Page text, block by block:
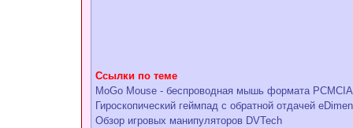
Ссылки по теме
MoGo Mouse - беспроводная мышь формата PCMCIA
Гироскопический геймпад с обратной отдачей
Обзор игровых манипуляторов DVTech